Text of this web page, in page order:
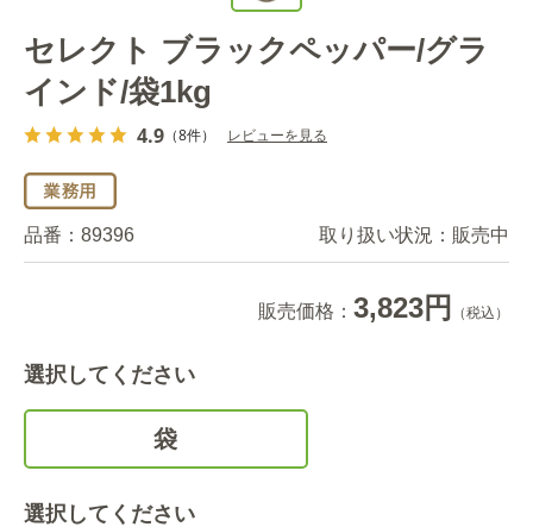
セレクト ブラックペッパー/グラ
インド/袋1kg
4.9 （8件） レビューを見る
品番： 89396 取り扱い状況： 販売中
販売価格： 3,823円 （税込）
選択してください
袋
選択してください